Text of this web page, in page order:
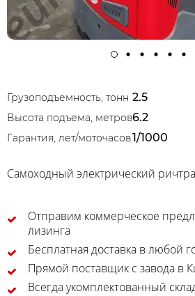
Грузоподъемность, тонн 2.5
Высота подъема, метров6.2
Гарантия, лет/моточасов1/1000
Самоходный электрический
Отправим коммерческое
лизинга
Бесплатная доставка в любой
Прямой поставщик с завода в
Всегда укомплектованный